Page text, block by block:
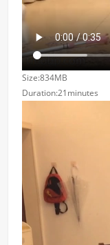
Size:834MB
Duration:21minutes